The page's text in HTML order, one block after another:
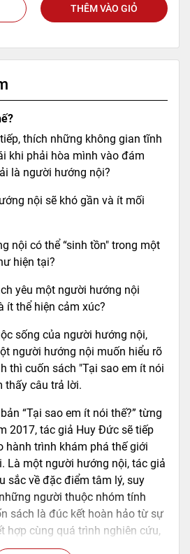
THÊM VÀO GIỎ
thích những không gian tĩnh
khi phải hòa mình vào đám
là người hướng nội?
nội sẽ khó gần và ít mối
nội có thể “sinh tồn" trong một
hiện tại?
yêu một người hướng nội
ít thể hiện cảm xúc?
sống của người hướng nội,
người hướng nội muốn hiểu rõ
thì cuốn sách "Tại sao em ít nói
thấy câu trả lời.
“Tại sao em ít nói thế?” từng
2017, tác giả Huy Đức sẽ tiếp
hành trình khám phá thế giới
Là một người hướng nội, tác giả
sắc về đặc điểm tâm lý, suy
người thuộc nhóm tính
sách là đúc kết hoàn hảo từ sự
hợp cùng quá trình nghiên cứu,
những phân tích cặn kẽ cho